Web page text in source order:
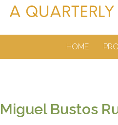
HOME
Miguel Bustos